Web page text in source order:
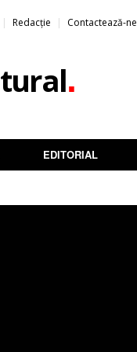
Redacție Contactează-ne
.
EDITORIAL